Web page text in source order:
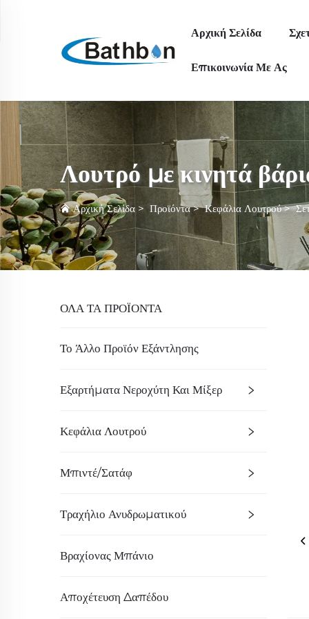
Αρχική Σελίδα
Επικοινωνία Με Ας
Λουτρό με κινητά
Αρχική Σελίδα >Προϊόντα>Κεφάλια Λουτρού>
ΌΛΑ ΤΑ ΠΡΟΪΟΝΤΑ
Το Άλλο Προϊόν Εξάντλησης
Εξαρτήματα Νεροχύτη Και Μίξερ
Κεφάλια Λουτρού
Μπιντέ/Σατάφ
Τραχήλιο Ανυδρωματικού
Βραχίονας Μπάνιο
Αποχέτευση Δαπέδου